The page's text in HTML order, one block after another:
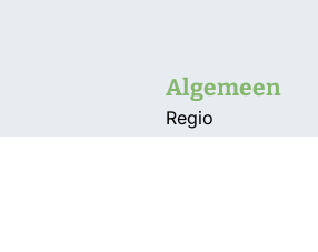
Algemeen
Regio